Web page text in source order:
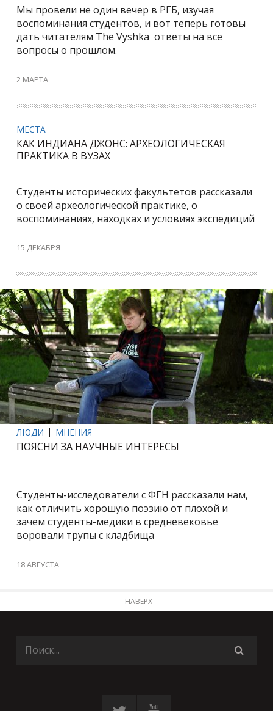
Мы провели не один вечер в РГБ, изучая
воспоминания студентов, и вот теперь готовы
дать читателям The Vyshka ответы на все
вопросы о прошлом.
2 МАРТА
МЕСТА
КАК ИНДИАНА ДЖОНС: АРХЕОЛОГИЧЕСКАЯ
ПРАКТИКА В ВУЗАХ
Студенты исторических факультетов рассказали
о своей археологической практике, о
воспоминаниях, находках и условиях экспедиций
15 ДЕКАБРЯ
ЛЮДИ МНЕНИЯ
ПОЯСНИ ЗА НАУЧНЫЕ ИНТЕРЕСЫ
Студенты-исследователи с ФГН рассказали нам,
как отличить хорошую поэзию от плохой и
зачем студенты-медики в средневековье
воровали трупы с кладбища
18 АВГУСТА
НАВЕРХ